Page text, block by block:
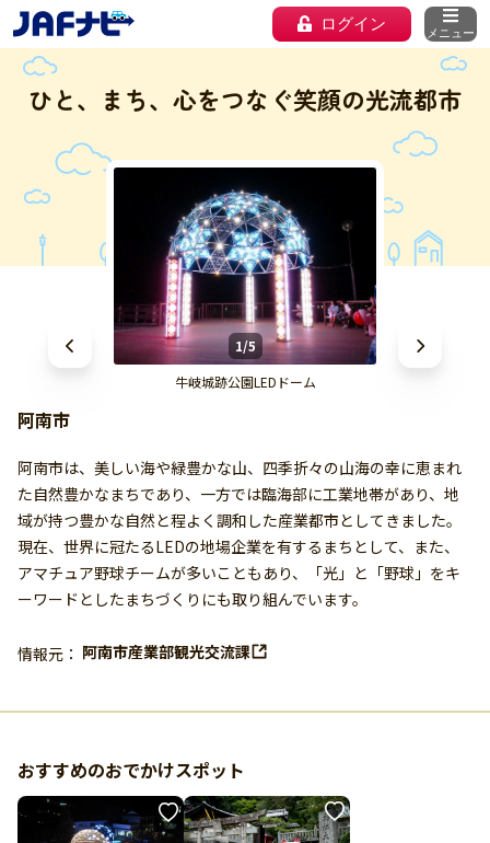
ログイン メニュー
ひと、まち、心をつなぐ笑顔の光流都市
1/5
牛岐城跡公園LEDドーム
阿南市
阿南市は、美しい海や緑豊かな山、四季折々の山海の幸に恵まれ
た自然豊かなまちであり、一方では臨海部に工業地帯があり、地
域が持つ豊かな自然と程よく調和した産業都市としてきました。
現在、世界に冠たるLEDの地場企業を有するまちとして、また、
アマチュア野球チームが多いこともあり、「光」と「野球」をキ
ーワードとしたまちづくりにも取り組んでいます。
情報元： 阿南市産業部観光交流課
おすすめのおでかけスポット